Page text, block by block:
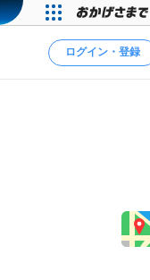
ログイン・登録